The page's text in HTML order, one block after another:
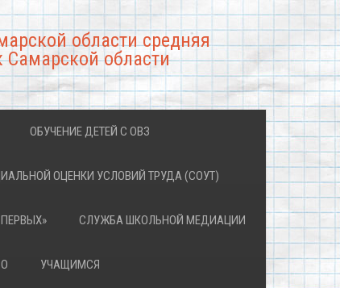
области средняя
Самарской области
ОБУЧЕНИЕ ДЕТЕЙ С ОВЗ
ОЦЕНКИ УСЛОВИЙ ТРУДА (СОУТ)
СЛУЖБА ШКОЛЬНОЙ МЕДИАЦИИ
УЧАЩИМСЯ